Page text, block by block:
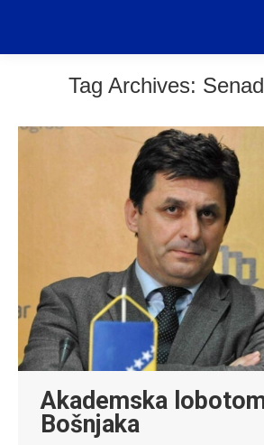
Tag Archives:
Akademska
Bošnjaka